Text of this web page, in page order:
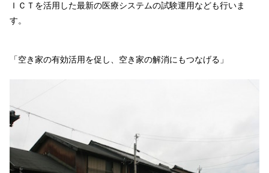
ＩＣＴを活用した最新の医療システムの試験運用なども行いま
す。
「空き家の有効活用を促し、空き家の解消にもつなげる」